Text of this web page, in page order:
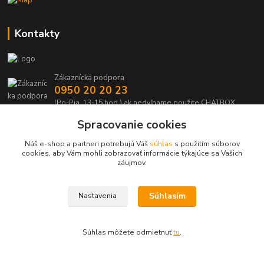
Kontakty
Zákaznícka podpora
0950 20 20 23
(Po-Pia, 13-15 hod.) ak nedvíhame použite CHATBOX
info@kabelmanie.sk
Upravit sběr cookies.
Spracovanie cookies
Náš e-shop a partneri potrebujú Váš súhlas s použitím súborov
cookies, aby Vám mohli zobrazovať informácie týkajúce sa Vašich
záujmov.
Nastavenia Súhlasím
Súhlas môžete odmietnuťtu.